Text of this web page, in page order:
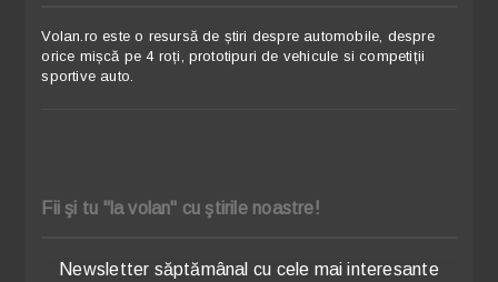
Volan.ro este o resursă de știri despre automobile, despre
orice mișcă pe 4 roți, prototipuri de vehicule si competiții
sportive auto.
Fii şi tu "la volan" cu ştirile noastre!
Newsletter săptămânal cu cele mai interesante